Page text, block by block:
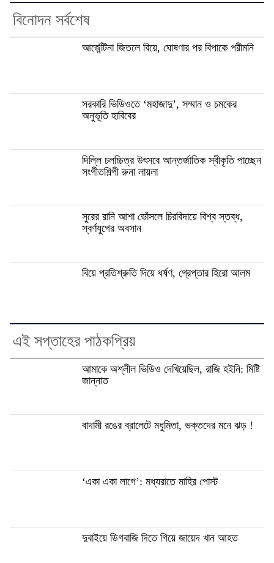
বিনোদন সর্বশেষ
আর্জেন্টিনা জিতলে বিয়ে, ঘোষণার পর বিপাকে পরীমনি
সরকারি ভিডিওতে ‘মহাজাদু’, সম্মান ও চমকের
অনুভূতি হাবিবের
দিল্লি চলচ্চিত্র উৎসবে আন্তর্জাতিক স্বীকৃতি পাচ্ছেন
সংগীতশিল্পী রুনা লায়লা
সুরের রানি আশা ভোঁসলে চিরবিদায়ে বিশ্ব স্তব্ধ,
স্বর্ণযুগের অবসান
বিয়ে প্রতিশ্রুতি দিয়ে ধর্ষণ, গ্রেপ্তার হিরো আলম
এই সপ্তাহের পাঠকপ্রিয়
আমাকে অশ্লীল ভিডিও দেখিয়েছিল, রাজি হইনি: মিষ্টি
জান্নাত
বাদামী রঙের ব্রালেটে মধুমিতা, ভক্তদের মনে ঝড় !
‘একা একা লাগে’: মধ্যরাতে মাহির পোস্ট
দুবাইয়ে ডিগবাজি দিতে গিয়ে জায়েদ খান আহত